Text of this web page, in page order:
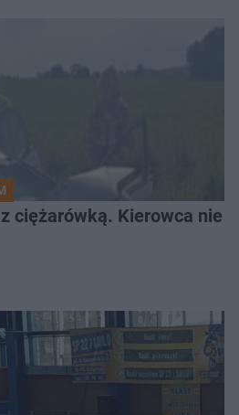
ciężarówką. Kierowca nie